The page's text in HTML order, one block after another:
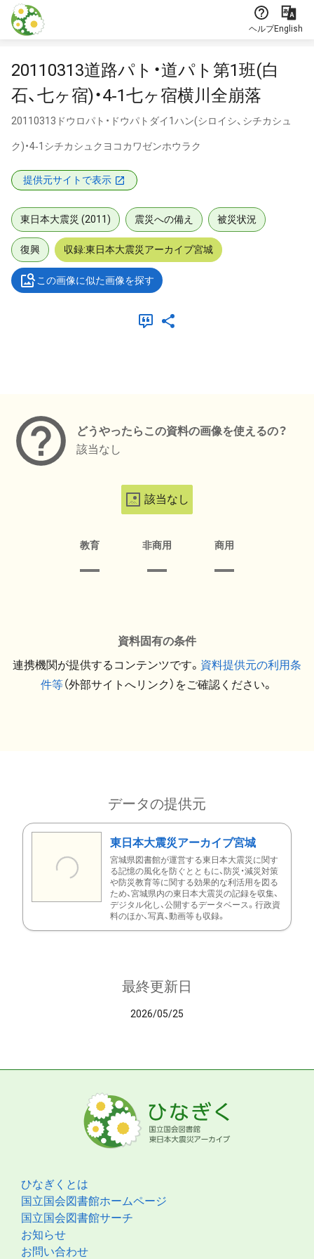
本文に飛ぶ
ヘルプEnglish
20110313道路パト・道パト第1班(白
石、七ヶ宿)・4‐1七ヶ宿横川全崩落
20110313ドウロパト・ドウパトダイ1ハン(シロイシ、シチカシュ
ク)・4‐1シチカシュクヨコカワゼンホウラク
提供元サイトで表示
東日本大震災 (2011) 震災への備え 被災状況
復興 収録:東日本大震災アーカイブ宮城
この画像に似た画像を探す
どうやったらこの資料の画像を使えるの？
該当なし
該当なし
教育 非商用 商用
資料固有の条件
連携機関が提供するコンテンツです。 資料提供元の利用条
件等（外部サイトへリンク）をご確認ください。
データの提供元
東日本大震災アーカイブ宮城
宮城県図書館が運営する東日本大震災に関す
る記憶の風化を防ぐとともに、防災・減災対策
や防災教育等に関する効果的な利活用を図る
ため、宮城県内の東日本大震災の記録を収集、
デジタル化し、公開するデータベース。行政資
料のほか、写真、動画等も収録。
最終更新日
2026/05/25
ひなぎくとは
国立国会図書館ホームページ
国立国会図書館サーチ
お知らせ
お問い合わせ